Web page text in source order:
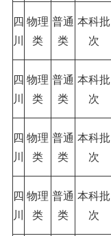
四
川
物理
类
普通
类
本科批
次
四
川
物理
类
普通
类
本科批
次
四
川
物理
类
普通
类
本科批
次
四
川
物理
类
普通
类
本科批
次